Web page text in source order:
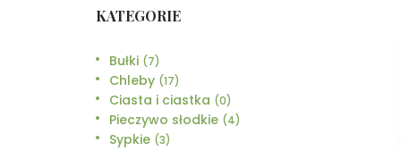
KATEGORIE
Bułki (7)
Chleby (17)
Ciasta i ciastka (0)
Pieczywo słodkie (4)
Sypkie (3)